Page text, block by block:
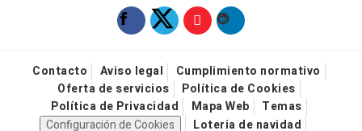
Contacto Aviso legal
Cumplimiento normativo
Oferta de servicios
Política de Cookies
Política de Privacidad
Mapa Web
Temas
Configuración de Cookies
Loteria de navidad